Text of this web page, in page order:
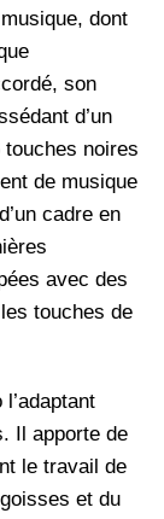
dont
son
d’un
noires
de musique
cadre en
avec des
touches de
Il apporte de
le travail de
et du